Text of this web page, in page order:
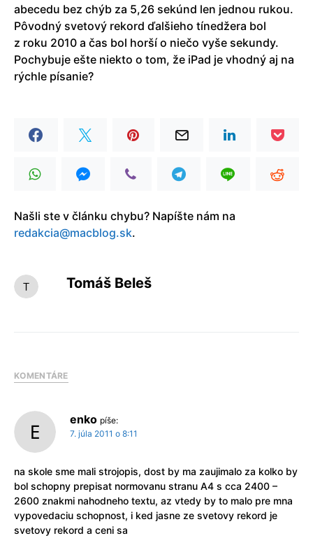
abecedu bez chýb za 5,26 sekúnd len jednou rukou.
Pôvodný svetový rekord ďalšieho tínedžera bol
z roku 2010 a čas bol horší o niečo vyše sekundy.
Pochybuje ešte niekto o tom, že iPad je vhodný aj na
rýchle písanie?
Našli ste v článku chybu? Napíšte nám na
redakcia@macblog.sk.
Tomáš Beleš
KOMENTÁRE
enko píše:
7. júla 2011 o 8:11
na skole sme mali strojopis, dost by ma zaujimalo za kolko by
bol schopny prepisat normovanu stranu A4 s cca 2400 –
2600 znakmi nahodneho textu, az vtedy by to malo pre mna
vypovedaciu schopnost, i ked jasne ze svetovy rekord je
svetovy rekord a ceni sa